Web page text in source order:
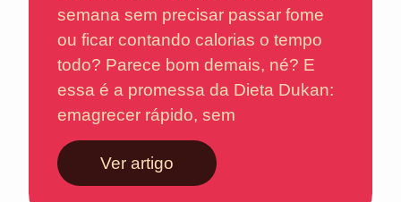
semana sem precisar passar fome
ou ficar contando calorias o tempo
todo? Parece bom demais, né? E
essa é a promessa da Dieta Dukan:
emagrecer rápido, sem
Ver artigo